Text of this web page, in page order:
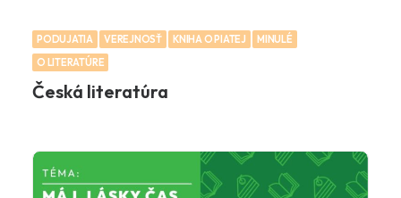
PODUJATIA VEREJNOSŤ KNIHA O PIATEJ
MINULÉ
O LITERATÚRE
Česká literatúra